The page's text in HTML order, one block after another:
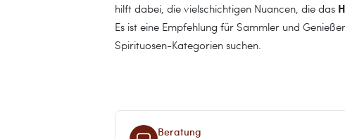
hilft dabei, die vielschichtigen Nuancen, die das
Es ist eine Empfehlung für Sammler und
Spirituosen-Kategorien suchen.
Beratung